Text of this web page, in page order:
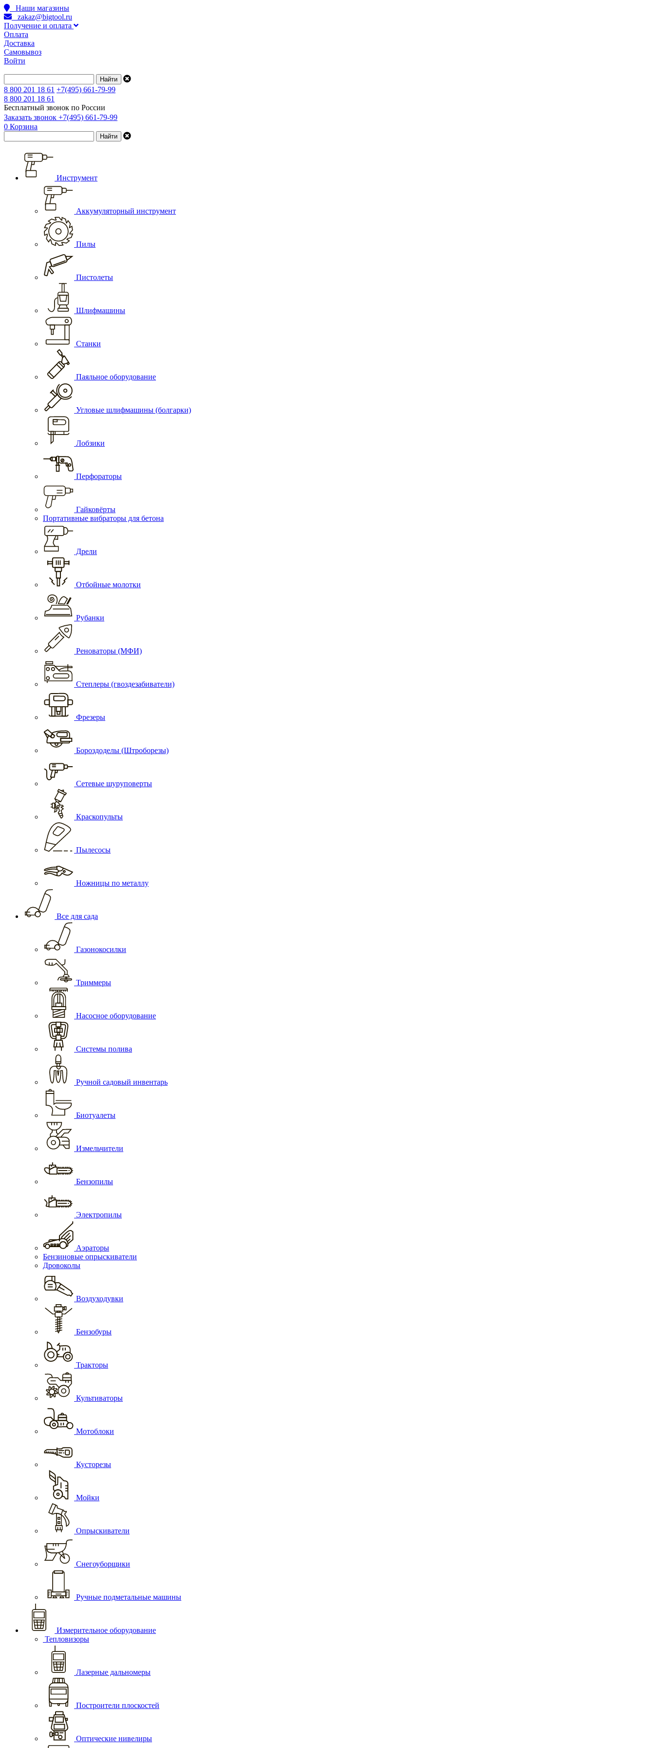
Наши магазины
zakaz@bigtool.ru
Получение и оплата
Оплата
Доставка
Самовывоз
Войти
8 800 201 18 61 +7(495) 661-79-99
8 800 201 18 61
Бесплатный звонок по России
Заказать звонок +7(495) 661-79-99
0 Корзина
Инструмент
Аккумуляторный инструмент
Пилы
Пистолеты
Шлифмашины
Станки
Паяльное оборудование
Угловые шлифмашины (болгарки)
Лобзики
Перфораторы
Гайковёрты
Портативные вибраторы для бетона
Дрели
Отбойные молотки
Рубанки
Реноваторы (МФИ)
Степлеры (гвоздезабиватели)
Фрезеры
Бороздоделы (Штроборезы)
Сетевые шуруповерты
Краскопульты
Пылесосы
Ножницы по металлу
Все для сада
Газонокосилки
Триммеры
Насосное оборудование
Системы полива
Ручной садовый инвентарь
Биотуалеты
Измельчители
Бензопилы
Электропилы
Аэраторы
Бензиновые опрыскиватели
Дровоколы
Воздуходувки
Бензобуры
Тракторы
Культиваторы
Мотоблоки
Кусторезы
Мойки
Опрыскиватели
Снегоуборщики
Ручные подметальные машины
Измерительное оборудование
Тепловизоры
Лазерные дальномеры
Построители плоскостей
Оптические нивелиры